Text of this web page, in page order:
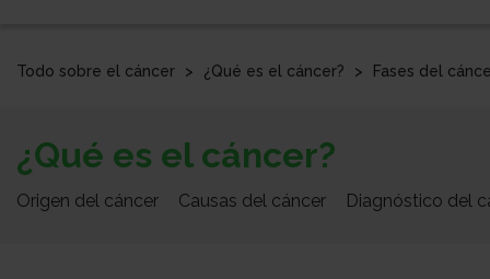
Todo sobre el cáncer ¿Qué es el cáncer? Fases del
Todo
sobre
el
¿Qué es el cáncer?
Origen del cáncer Causas del cáncer Diagnóstico del